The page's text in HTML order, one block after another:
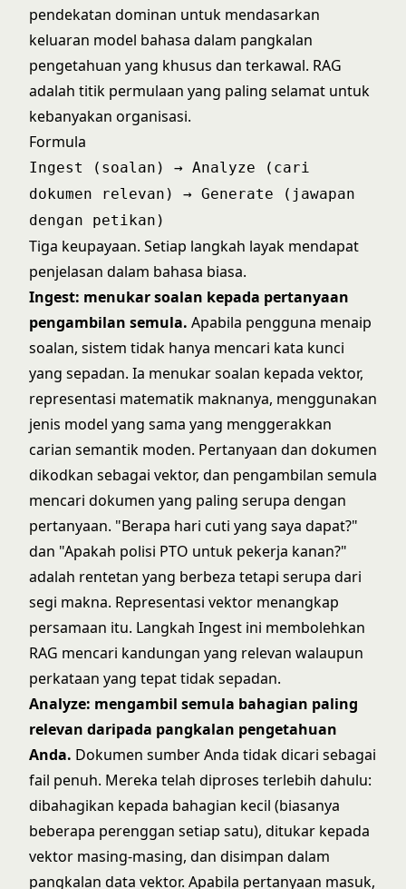
pendekatan dominan untuk mendasarkan
keluaran model bahasa dalam pangkalan
pengetahuan yang khusus dan terkawal. RAG
adalah titik permulaan yang paling selamat untuk
kebanyakan organisasi.
Formula
Ingest (soalan) → Analyze (cari
dokumen relevan) → Generate (jawapan
dengan petikan)
Tiga keupayaan. Setiap langkah layak mendapat
penjelasan dalam bahasa biasa.
Ingest: menukar soalan kepada pertanyaan
pengambilan semula. Apabila pengguna menaip
soalan, sistem tidak hanya mencari kata kunci
yang sepadan. Ia menukar soalan kepada vektor,
representasi matematik maknanya, menggunakan
jenis model yang sama yang menggerakkan
carian semantik moden. Pertanyaan dan dokumen
dikodkan sebagai vektor, dan pengambilan semula
mencari dokumen yang paling serupa dengan
pertanyaan. "Berapa hari cuti yang saya dapat?"
dan "Apakah polisi PTO untuk pekerja kanan?"
adalah rentetan yang berbeza tetapi serupa dari
segi makna. Representasi vektor menangkap
persamaan itu. Langkah Ingest ini membolehkan
RAG mencari kandungan yang relevan walaupun
perkataan yang tepat tidak sepadan.
Analyze: mengambil semula bahagian paling
relevan daripada pangkalan pengetahuan
Anda. Dokumen sumber Anda tidak dicari sebagai
fail penuh. Mereka telah diproses terlebih dahulu:
dibahagikan kepada bahagian kecil (biasanya
beberapa perenggan setiap satu), ditukar kepada
vektor masing-masing, dan disimpan dalam
pangkalan data vektor. Apabila pertanyaan masuk,